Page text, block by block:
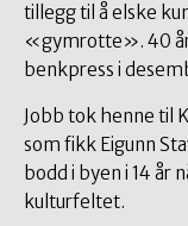
tillegg til å elske
«gymrotte». 40
benkpress i
Jobb tok henne til
som fikk Eigunn
bodd i byen i 14 år
kulturfeltet.